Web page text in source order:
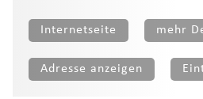
Internetseite mehr
Adresse anzeigen